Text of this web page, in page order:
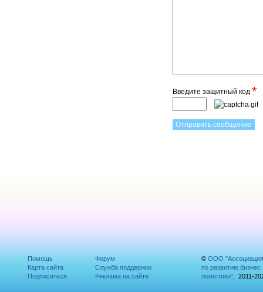
Введите защитный код *
Помощь
Карта сайта
Подписаться
Форум
Служба поддержки
Реклама на сайте
© ООО "Ассоциация
по развитию бизнес
логистики", 2011-